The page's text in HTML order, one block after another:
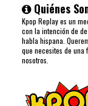
Quiénes
Kpop Replay es un
con la intención de
habla hispana.
que necesites de una
nosotros.